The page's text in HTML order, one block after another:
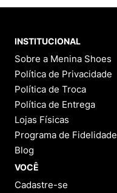
INSTITUCIONAL
Sobre a Menina Shoes
Política de Privacidade
Política de Troca
Política de Entrega
Lojas Físicas
Programa de Fidelidade
Blog
VOCÊ
Cadastre-se